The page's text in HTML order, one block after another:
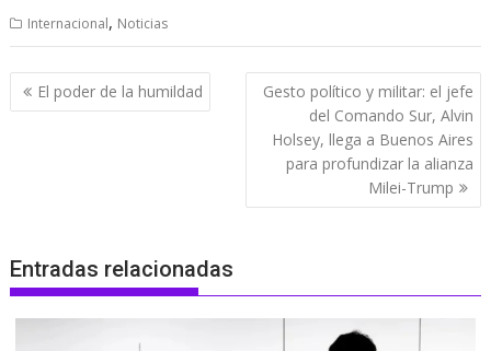
Internacional, Noticias
Navegación
de
El poder de la humildad
Gesto político y militar: el jefe
del Comando Sur, Alvin
Holsey, llega a Buenos Aires
para profundizar la alianza
Milei-Trump
Entradas relacionadas